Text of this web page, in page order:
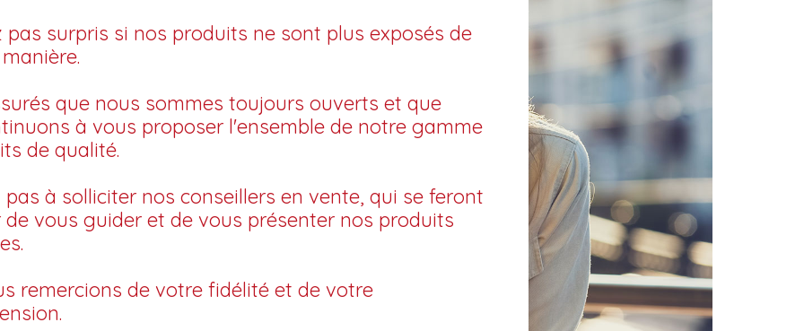
à ma liste d'envies
×
devez être connecté pour ajouter des produits à votre liste d'envies.
pas surpris si nos produits ne sont plus exposés de
que nous sommes toujours ouverts et que
à vous proposer l'ensemble de notre gamme
de qualité.
pas à solliciter nos conseillers en vente, qui se feront
de vous guider et de vous présenter nos produits
remercions de votre fidélité et de votre